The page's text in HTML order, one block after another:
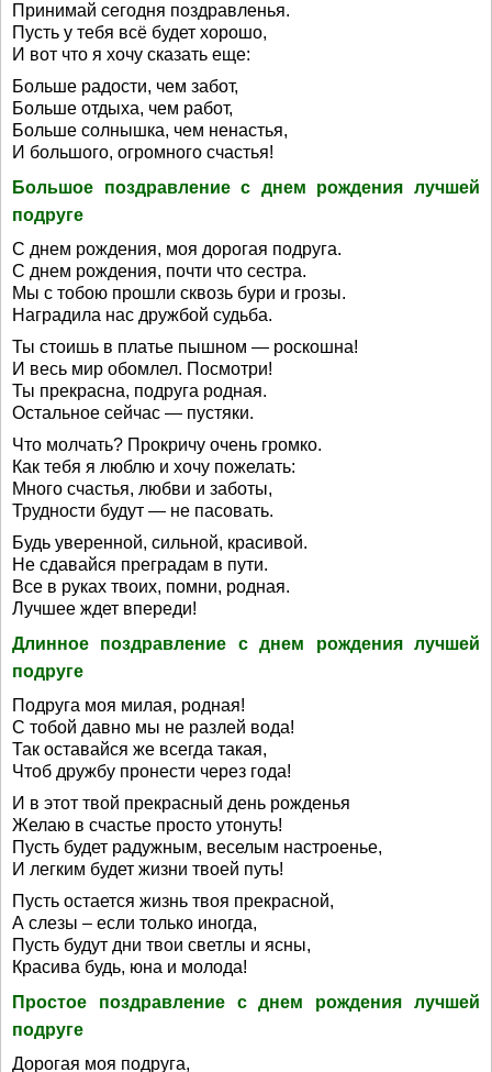
Принимай сегодня поздравленья.
Пусть у тебя всё будет хорошо,
И вот что я хочу сказать еще:
Больше радости, чем забот,
Больше отдыха, чем работ,
Больше солнышка, чем ненастья,
И большого, огромного счастья!
Большое поздравление с днем рождения лучшей
подруге
С днем рождения, моя дорогая подруга.
С днем рождения, почти что сестра.
Мы с тобою прошли сквозь бури и грозы.
Наградила нас дружбой судьба.
Ты стоишь в платье пышном — роскошна!
И весь мир обомлел. Посмотри!
Ты прекрасна, подруга родная.
Остальное сейчас — пустяки.
Что молчать? Прокричу очень громко.
Как тебя я люблю и хочу пожелать:
Много счастья, любви и заботы,
Трудности будут — не пасовать.
Будь уверенной, сильной, красивой.
Не сдавайся преградам в пути.
Все в руках твоих, помни, родная.
Лучшее ждет впереди!
Длинное поздравление с днем рождения лучшей
подруге
Подруга моя милая, родная!
С тобой давно мы не разлей вода!
Так оставайся же всегда такая,
Чтоб дружбу пронести через года!
И в этот твой прекрасный день рожденья
Желаю в счастье просто утонуть!
Пусть будет радужным, веселым настроенье,
И легким будет жизни твоей путь!
Пусть остается жизнь твоя прекрасной,
А слезы – если только иногда,
Пусть будут дни твои светлы и ясны,
Красива будь, юна и молода!
Простое поздравление с днем рождения лучшей
подруге
Дорогая моя подруга,